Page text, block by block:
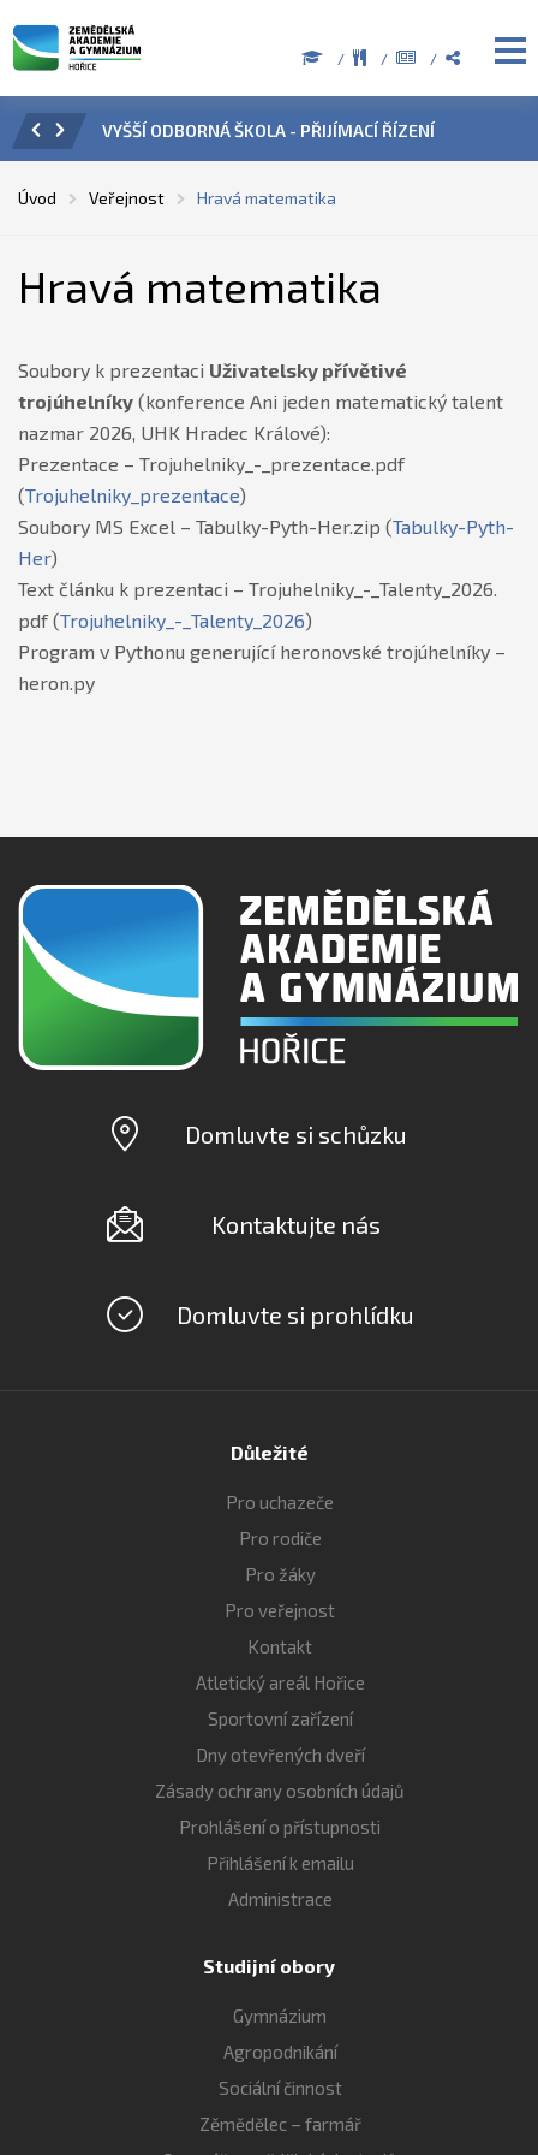
ŠKOLA - PŘIJÍMACÍ ŘÍZENÍ ÚŘEDNÍ HODINY V OBDOBÍ
Úvod Veřejnost Hravá matematika
Hravá matematika
Soubory k prezentaci Uživatelsky přívětivé
trojúhelníky (konference Ani jeden matematický talent
nazmar 2026, UHK Hradec Králové):
Prezentace – Trojuhelniky_-_prezentace.pdf
(Trojuhelniky_prezentace)
Soubory MS Excel – Tabulky-Pyth-Her.zip (Tabulky-Pyth-
Her)
Text článku k prezentaci – Trojuhelniky_-_Talenty_2026.
pdf (Trojuhelniky_-_Talenty_2026)
Program v Pythonu generující heronovské trojúhelníky –
heron.py
Domluvte si schůzku
Kontaktujte nás
Domluvte si prohlídku
Důležité
Pro uchazeče
Pro rodiče
Pro žáky
Pro veřejnost
Kontakt
Atletický areál Hořice
Sportovní zařízení
Dny otevřených dveří
Zásady ochrany osobních údajů
Prohlášení o přístupnosti
Přihlášení k emailu
Administrace
Studijní obory
Gymnázium
Agropodnikání
Sociální činnost
Zěmědělec – farmář